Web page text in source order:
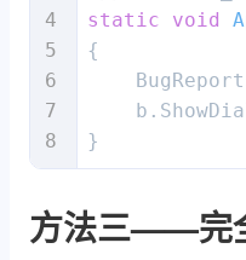
static
void
{
}
方法三——完